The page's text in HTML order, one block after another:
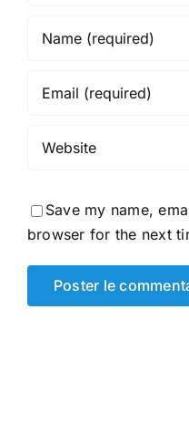
Save my name,
browser for the next